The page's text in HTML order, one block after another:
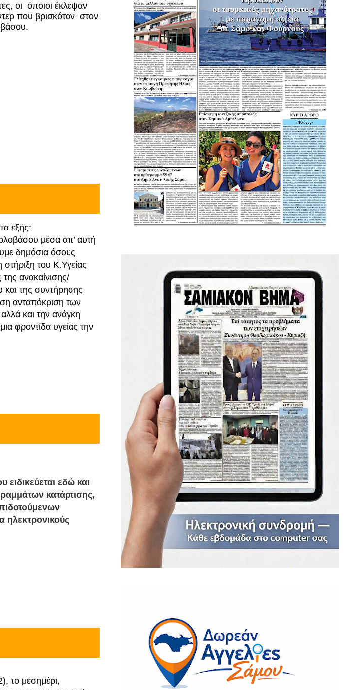
οι όποιοι έκλεψαν
που βρισκόταν στον
εξής:
μέσα απ’ αυτή
δημόσια όσους
στήριξη του Κ.Υγείας
ανακαίνισης/
και της συντήρησης
ανταπόκριση των
και την ανάγκη
φροντίδα υγείας την
ειδικεύεται εδώ και
κατάρτισης,
ηλεκτρονικούς
το μεσημέρι,